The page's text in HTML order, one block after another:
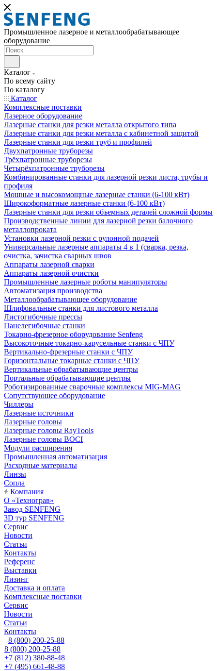
Промышленное лазерное и металлообрабатывающее
оборудование
Каталог
По всему сайту
По каталогу
Каталог
Комплексные поставки
Лазерное оборудование
Лазерные станки для резки металла открытого типа
Лазерные станки для резки металла с кабинетной защитой
Лазерные станки для резки труб и профилей
Двухпатронные труборезы
Трёхпатронные труборезы
Четырёхпатронные труборезы
Комбинированные станки для лазерной резки листа, трубы и
профиля
Мощные и высокомощные лазерные станки (6-100 кВт)
Широкоформатные лазерные станки (6-100 кВт)
Лазерные станки для резки объемных деталей сложной формы
Производственные линии для лазерной резки балочного
металлопроката
Установки лазерной резки с рулонной подачей
Универсальные лазерные аппараты 4 в 1 (сварка, резка,
очистка, зачистка сварных швов
Аппараты лазерной сварки
Аппараты лазерной очистки
Промышленные лазерные роботы манипуляторы
Автоматизация производства
Металлообрабатывающее оборудование
Шлифовальные станки для листового металла
Листогибочные прессы
Панелегибочные станки
Токарно-фрезерное оборудование Senfeng
Высокоточные токарно-карусельные станки с ЧПУ
Вертикально-фрезерные станки с ЧПУ
Горизонтальные токарные станки с ЧПУ
Вертикальные обрабатывающие центры
Портальные обрабатывающие центры
Роботизированные сварочные комплексы MIG-MAG
Сопутствующее оборудование
Чиллеры
Лазерные источники
Лазерные головы
Лазерные головы RayTools
Лазерные головы BOCI
Модули расширения
Промышленная автоматизация
Расходные материалы
Линзы
Сопла
Компания
О «Технограв»
Завод SENFENG
3D тур SENFENG
Сервис
Новости
Статьи
Контакты
Референс
Выставки
Лизинг
Доставка и оплата
Комплексные поставки
Сервис
Новости
Статьи
Контакты
8 (800) 200-25-88
8 (800) 200-25-88
+7 (812) 380-88-48
+7 (495) 661-48-88